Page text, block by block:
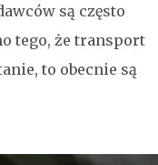
są często
tego, że transport
to obecnie są